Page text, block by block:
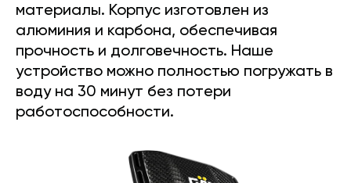
материалы. Корпус изготовлен из
алюминия и карбона, обеспечивая
прочность и долговечность. Наше
устройство можно полностью погружать в
воду на 30 минут без потери
работоспособности.